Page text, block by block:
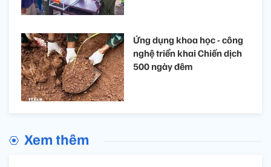
Ứng dụng khoa học - công
nghệ triển khai Chiến dịch
500 ngày đêm
Xem thêm